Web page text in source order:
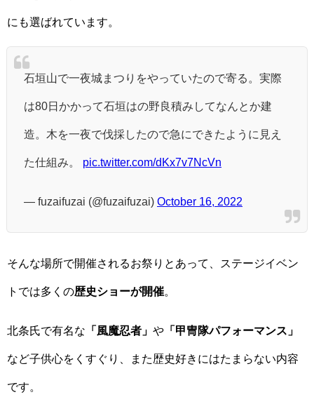
にも選ばれています。
石垣山で一夜城まつりをやっていたので寄る。実際
は80日かかって石垣はの野良積みしてなんとか建
造。木を一夜で伐採したので急にできたように見え
た仕組み。 pic.twitter.com/dKx7v7NcVn
— fuzaifuzai (@fuzaifuzai) October 16, 2022
そんな場所で開催されるお祭りとあって、ステージイベン
トでは多くの歴史ショーが開催
北条氏で有名な 「風魔忍者」 や 「甲冑隊パフォーマンス」
など子供心をくすぐり、また歴史好きにはたまらない内容
です。